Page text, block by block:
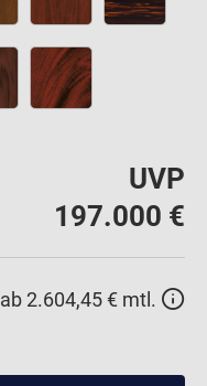
UVP
197.000 €
ab 2.604,45 € mtl.